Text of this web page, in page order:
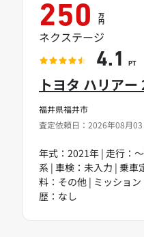
福井県福井市
査定依頼日：2026年08月03
トヨタ ハリア
年式：2021年 | 走行：
系 | 車検：未入力 | 乗車
料：その他 | ミッショ
歴：なし
250 万
円
ネクステージ
4.1 PT